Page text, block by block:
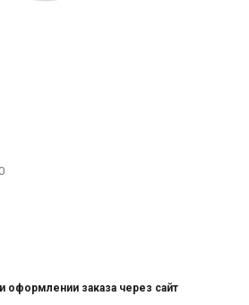
оформлении заказа через сайт